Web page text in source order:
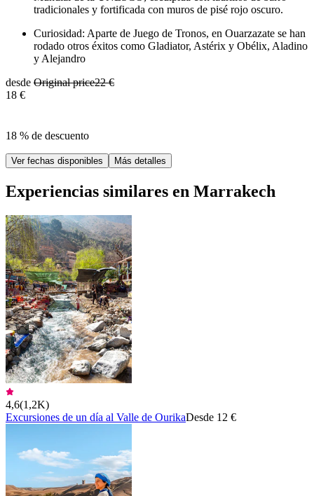
tradicionales y fortificada con muros de pisé rojo oscuro.
Curiosidad: Aparte de Juego de Tronos, en Ouarzazate se han
rodado otros éxitos como Gladiator, Astérix y Obélix, Aladino
y Alejandro
desde Original price22 €
18 €
18 % de descuento
Ver fechas disponibles Más detalles
Experiencias similares en Marrakech
4,6(1,2K)
Excursiones de un día al Valle de OurikaDesde 12 €